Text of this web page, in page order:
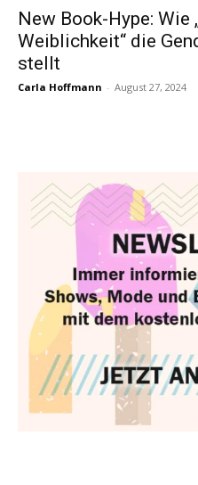
New Book-Hype: Wie
Weiblichkeit“ die
stellt
Carla Hoffmann - August 27, 2024